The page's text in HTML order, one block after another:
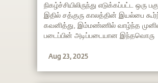
நிகழ்ச்சியிலிருந்து எடுக்கப்பட்ட ஒரு
இதில் சத்குரு காலத்தின் இயல்பை
கவனித்து, இம்மண்ணில் வாழ்ந்த
படைப்பின் அடிப்படையான இந்தவொரு
புரிதலைக் கொண்டிருந்தார்கள் என்பதை
Aug 23, 2025